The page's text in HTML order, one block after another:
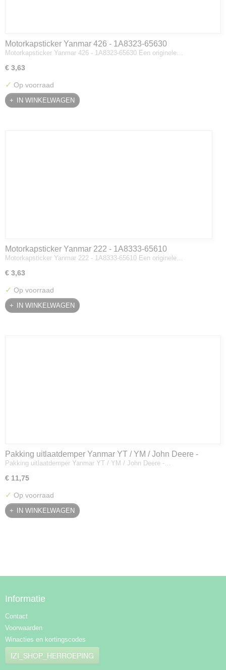
Motorkapsticker Yanmar 426 - 1A8323-65630
Motorkapsticker Yanmar 426 - 1A8323-65630 Een originele…
€ 3,63
✓ Op voorraad
IN WINKELWAGEN
Motorkapsticker Yanmar 222 - 1A8333-65610
Motorkapsticker Yanmar 222 - 1A8333-65610 Een originele…
€ 3,63
✓ Op voorraad
IN WINKELWAGEN
Pakking uitlaatdemper Yanmar YT / YM / John Deere -
128300-13230
Pakking uitlaatdemper Yanmar YT / YM / John Deere -…
€ 11,75
✓ Op voorraad
IN WINKELWAGEN
Informatie
Contact
Voorwaarden
Winacties en kortingscodes
IZI_SHOP_HERROEPING